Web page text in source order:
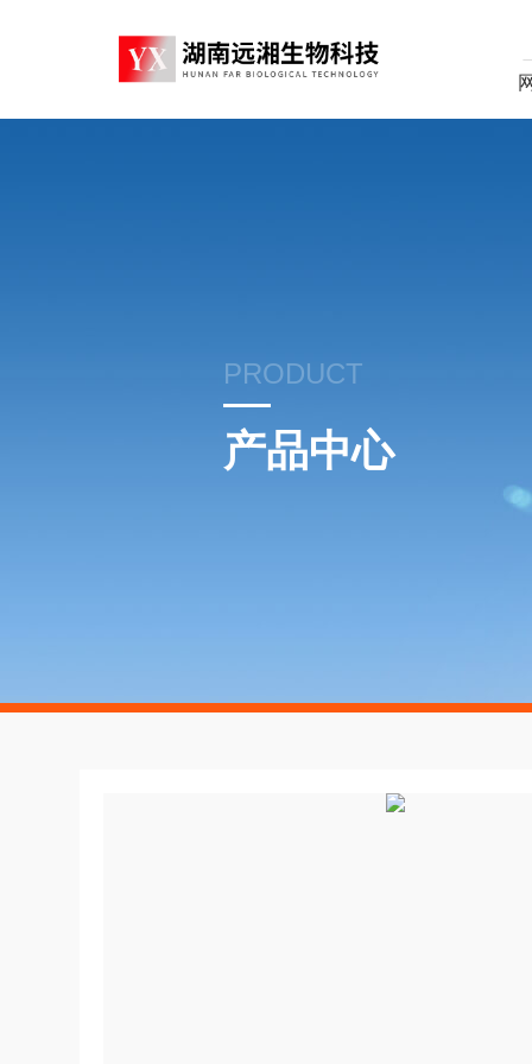
PRODUCT
产品中心